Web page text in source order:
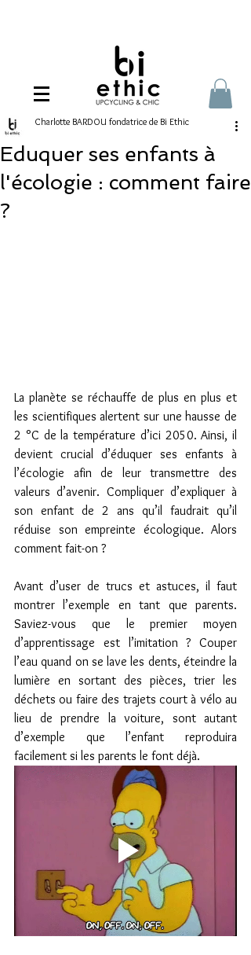
Eduquer ses enfants à
l'écologie : comment faire
?
Charlotte BARDOU fondatrice de Bi Ethic
La planète se réchauffe de plus en plus et
les scientifiques alertent sur une hausse de
2 °C de la température d’ici 2050. Ainsi, il
devient crucial d’éduquer ses enfants à
l’écologie afin de leur transmettre des
valeurs d’avenir. Compliquer d’expliquer à
son enfant de 2 ans qu’il faudrait qu’il
réduise son empreinte écologique. Alors
comment fait-on ?
Avant d’user de trucs et astuces, il faut
montrer l’exemple en tant que parents.
Saviez-vous que le premier moyen
d’apprentissage est l’imitation ? Couper
l’eau quand on se lave les dents, éteindre la
lumière en sortant des pièces, trier les
déchets ou faire des trajets court à vélo au
lieu de prendre la voiture, sont autant
d’exemple que l’enfant reproduira
facilement si les parents le font déjà.